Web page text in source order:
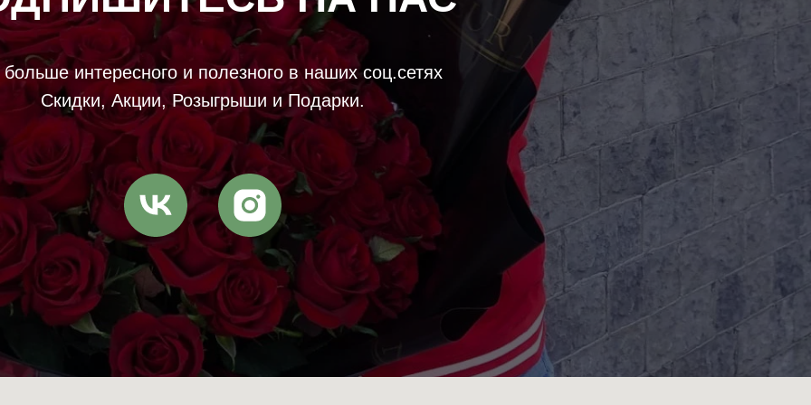
интересного и полезного в наших соц.сетях
Скидки, Акции, Розыгрыши и Подарки.